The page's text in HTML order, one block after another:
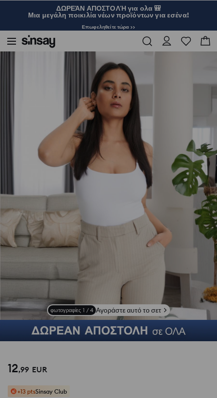
ΔΩΡΕΆΝ ΑΠΟΣΤΟΛΉ για ολα 🎒
Μια μεγάλη ποικιλία νέων προϊόντων για εσένα!
Επωφεληθείτε τώρα >>
Σετ Κομψό παντελόνι
φωτογραφίες 1 / 4 Αγοράστε αυτό το σετ
12,99 EUR
+13 ptsSinsay Club